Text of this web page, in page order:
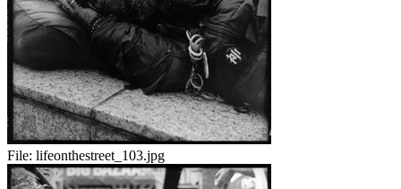
File: lifeonthestreet_103.jpg